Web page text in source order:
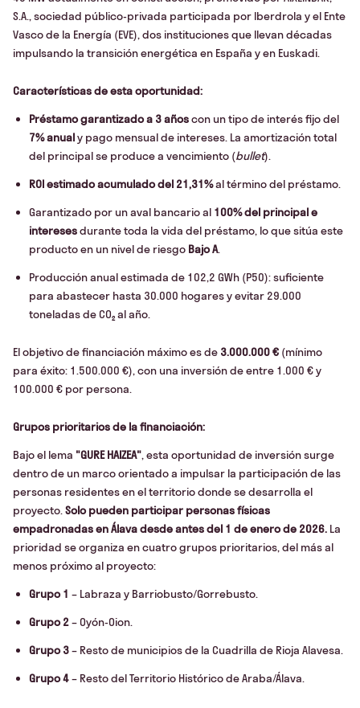
S.A., sociedad público-privada participada por Iberdrola y el Ente
Vasco de la Energía (EVE), dos instituciones que llevan décadas
impulsando la transición energética en España y en Euskadi.
Características de esta oportunidad:
Préstamo garantizado a 3 añoscon un tipo de interés fijo del
7% anualy pago mensual de intereses. La amortización total
del principal se produce a vencimiento (bullet).
ROI estimado acumulado del 21,31%al término del préstamo.
Garantizado por un aval bancario al 100% del principal e
interesesdurante toda la vida del préstamo, lo que sitúa este
producto en un nivel de riesgo Bajo A.
Producción anual estimada de 102,2 GWh (P50): suficiente
para abastecer hasta 30.000 hogares y evitar 29.000
toneladas de CO₂ al año.
El objetivo de financiación máximo es de 3.000.000 € (mínimo
para éxito: 1.500.000 €), con una inversión de entre 1.000 € y
100.000 € por persona.
Grupos prioritarios de la financiación:
Bajo el lema "GURE HAIZEA", esta oportunidad de inversión surge
dentro de un marco orientado a impulsar la participación de las
personas residentes en el territorio donde se desarrolla el
proyecto.Solo pueden participar personas físicas
empadronadas en Álava desde antes del 1 de enero de 2026. La
prioridad se organiza en cuatro grupos prioritarios, del más al
menos próximo al proyecto:
Grupo 1 – Labraza y Barriobusto/Gorrebusto.
Grupo 2– Oyón-Oion.
Grupo 3– Resto de municipios de la Cuadrilla de Rioja Alavesa.
Grupo 4– Resto del Territorio Histórico de Araba/Álava.